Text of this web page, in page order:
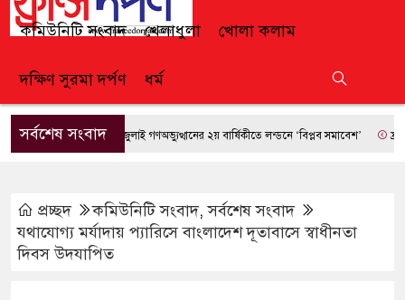
কমিউনিটি সংবাদ খেলাধুলা খোলা কলাম
দক্ষিণ সুরমা দর্পণ ধর্ম
সর্বশেষ সংবাদজুলাই গণঅভ্যুত্থানের ২য় বার্ষিকীতে লন্ডনে ‘বিপ্লব সমাবেশ’ ফ্রান্সে
প্রচ্ছদ কমিউনিটি সংবাদ,সর্বশেষ সংবাদ
যথাযোগ্য মর্যাদায় প্যারিসে বাংলাদেশ দূতাবাসে স্বাধীনতা
দিবস উদযাপিত